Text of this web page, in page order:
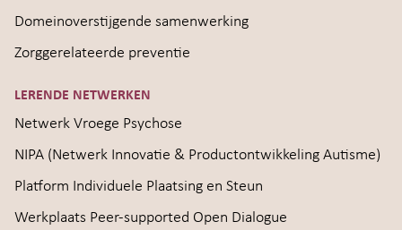
Domeinoverstijgende samenwerking
Zorggerelateerde preventie
LERENDE NETWERKEN
Netwerk Vroege Psychose
NIPA (Netwerk Innovatie & Productontwikkeling Autisme)
Platform Individuele Plaatsing en Steun
Werkplaats Peer-supported Open Dialogue